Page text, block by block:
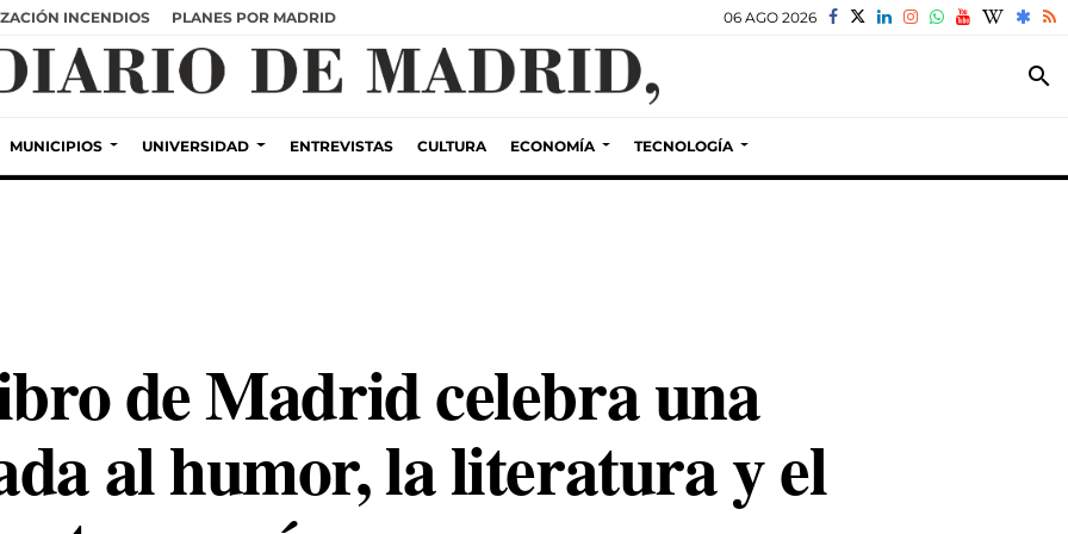
INCENDIOS PLANES POR MADRID 06 AGO 2026
search
MUNICIPIOS UNIVERSIDAD ENTREVISTAS CULTURA ECONOMÍA TECNOLOGÍA
de Madrid celebra una
al humor, la literatura y el